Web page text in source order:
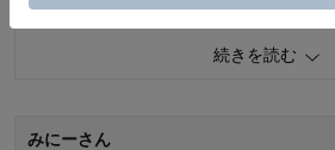
0人が参考になりま
続きを読む
みにーさん